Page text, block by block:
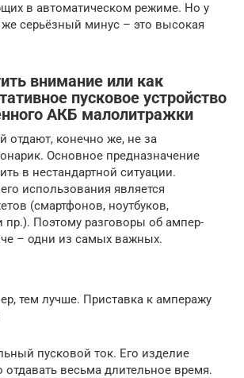
в автоматическом режиме. Но у
же серьёзный минус – это высокая
внимание или как
пусковое устройство
АКБ малолитражки
отдают, конечно же, не за
Основное предназначение
в нестандартной ситуации.
использования является
(смартфонов, ноутбуков,
пр.). Поэтому разговоры об ампер-
– одни из самых важных.
тем лучше. Приставка к амперажу
пусковой ток. Его изделие
отдавать весьма длительное время.